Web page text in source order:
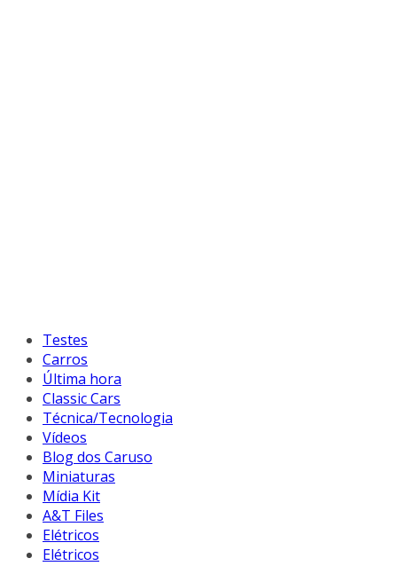
Testes
Carros
Última hora
Classic Cars
Técnica/Tecnologia
Vídeos
Blog dos Caruso
Miniaturas
Mídia Kit
A&T Files
Elétricos
Elétricos